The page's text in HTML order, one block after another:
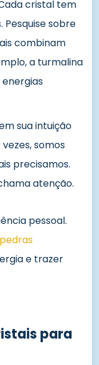
cristal tem
sobre
combinam
a turmalina
sua intuição
somos
precisamos.
atenção.
pessoal.
e trazer
para